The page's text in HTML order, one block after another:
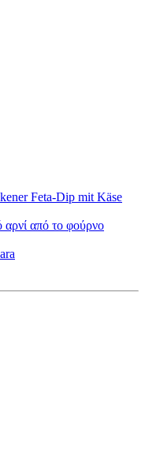
Feta-Dip mit Käse
από το φούρνο